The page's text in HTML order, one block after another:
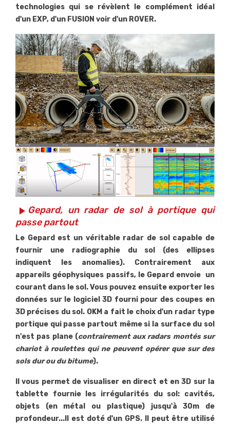
technologies qui se révèlent le complément idéal
d'un EXP, d'un FUSION voir d'un ROVER.
play_arrowGepard, un radar de sol à portique qui
passe partout
Le Gepard est un véritable radar de sol capable de
fournir une radiographie du sol (des ellipses
indiquent les anomalies). Contrairement aux
appareils géophysiques passifs, le Gepard envoie un
courant dans le sol. Vous pouvez ensuite exporter les
données sur le logiciel 3D fourni pour des coupes en
3D précises du sol. OKM a fait le choix d'un radar type
portique qui passe partout même si la surface du sol
n'est pas plane (contrairement aux radars montés sur
chariot à roulettes qui ne peuvent opérer que sur des
sols dur ou du bitume).
Il vous permet de visualiser en direct et en 3D sur la
tablette fournie les irrégularités du sol: cavités,
objets (en métal ou plastique) jusqu'à 30m de
profondeur...Il est doté d'un GPS. Il peut être utilisé